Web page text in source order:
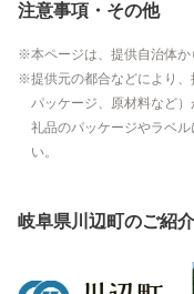
注意事項・その他
本ページは、提供自治体か
提供元の都合などにより、
パッケージ、原材料など
礼品のパッケージやラベ
い。
岐阜県川辺町のご紹介